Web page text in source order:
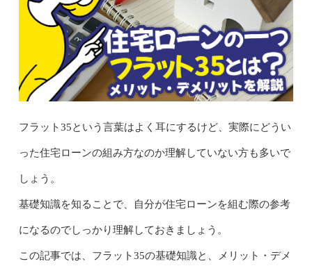
フラット35という言葉はよく耳にするけど、実際にどうい
った住宅ローンの組み方なのか理解していない方も多いで
しょう。
基礎知識を知ることで、自分が住宅ローンを組む際の参考
になるのでしっかり理解しておきましょう。
この記事では、フラット35の基礎知識と、メリット・デメ